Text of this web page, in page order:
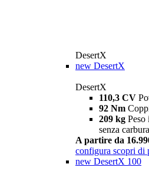
DesertX
new DesertX
DesertX
110,3 CV
92 Nm
209 kg Peso
senza
A partire da
configura scopri di
new DesertX 100